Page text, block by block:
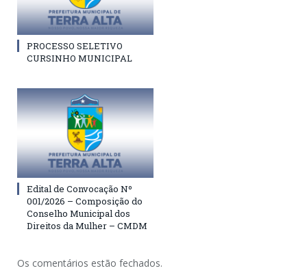
PROCESSO SELETIVO
CURSINHO MUNICIPAL
Edital de Convocação Nº
001/2026 – Composição do
Conselho Municipal dos
Direitos da Mulher – CMDM
Os comentários estão fechados.